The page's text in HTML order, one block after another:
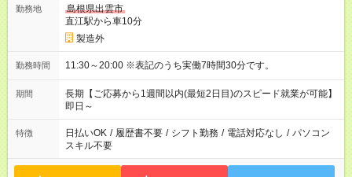
勤務地
島根県出雲市
直江駅から車10分
製造外
勤務時間 11:30～20:00 ※表記のうち実働7時間30分です。
期間
長期【ご応募から1週間以内(最短2日目)のスピード就業が可能】
即日～
特徴 日払いOK / 履歴書不要 / シフト勤務 / 電話対応なし / パソコン
スキル不要